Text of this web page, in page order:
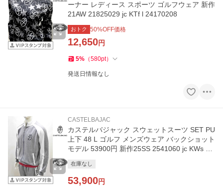
ーナー レディース スポーツ ゴルフウェア 新作
21AW 21825029 jc KTf l 24170208
おトク 50%OFF価格
12,650円
5% （580pt）
発送日情報なし
CASTELBAJAC
カステルバジャック スウェットスーツ SET PU
上下 48 L ゴルフ メンズウェア バックショット
モデル 53900円 新作25SS 2541060 jc KWs m
在庫なし
53,900円